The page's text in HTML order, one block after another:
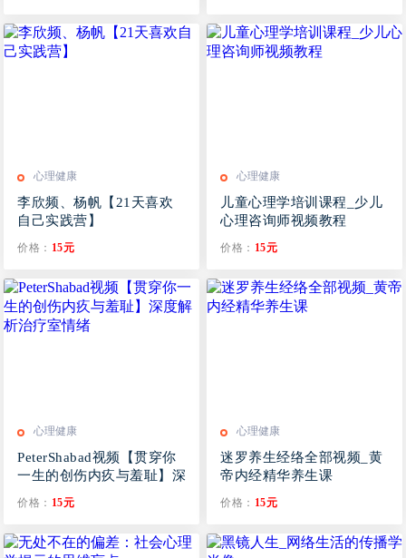
心理健康
李欣频、杨帆【21天喜欢
自己实践营】
价格： 15元
心理健康
儿童心理学培训课程_少儿
心理咨询师视频教程
价格： 15元
心理健康
PeterShabad视频【贯穿你
一生的创伤内疚与羞耻】深
价格： 15元
心理健康
迷罗养生经络全部视频_黄
帝内经精华养生课
价格： 15元